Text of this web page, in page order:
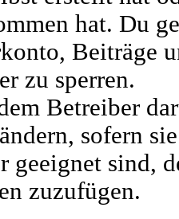
hat. Du
Beiträge
zu sperren.
Betreiber
sofern
geeignet sind,
zuzufügen.